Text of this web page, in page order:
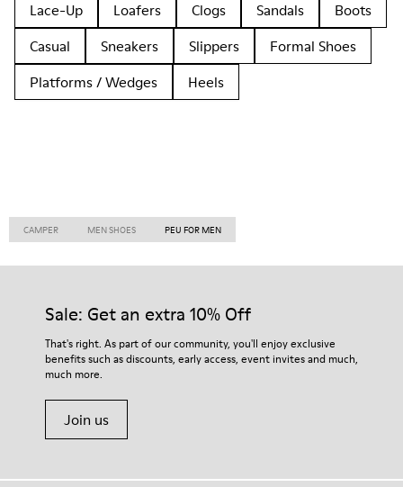
Lace-Up
Loafers Clogs Sandals
Boots
Casual
Sneakers Slippers
Formal Shoes
Platforms / Wedges
Heels
CAMPER MEN SHOES PEU FOR MEN
Sale: Get an extra 10% Off
That's right. As part of our community, you'll enjoy exclusive
benefits such as discounts, early access, event invites and much,
much more.
Join us